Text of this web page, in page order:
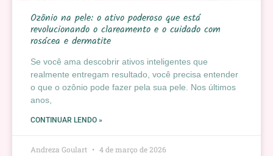
Ozônio na pele: o ativo poderoso que está
revolucionando o clareamento e o cuidado com
rosácea e dermatite
Se você ama descobrir ativos inteligentes que
realmente entregam resultado, você precisa entender
o que o ozônio pode fazer pela sua pele. Nos últimos
anos,
CONTINUAR LENDO »
Andreza Goulart 4 de março de 2026